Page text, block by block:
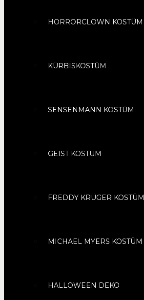
HORRORCLOWN KOSTÜM
KÜRBISKOSTÜM
SENSENMANN KOSTÜM
GEIST KOSTÜM
FREDDY KRÜGER
MICHAEL MYERS
HALLOWEEN DEKO